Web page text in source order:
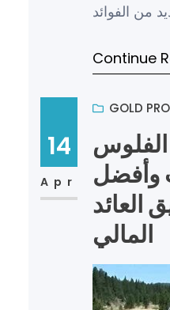
من الفوائد
Continue
14
Apr
GOLD
الفلوس
وأفضل
العائد
المالي